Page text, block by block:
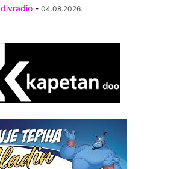
divradio - 04.08.2026.